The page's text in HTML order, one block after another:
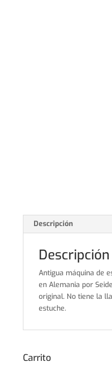
Descripción
Descripción
Antigua máquina de
en Alemania por
original. No tiene la
estuche.
Carrito